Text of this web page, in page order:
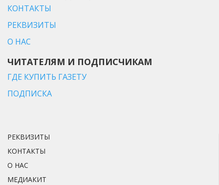
КОНТАКТЫ
РЕКВИЗИТЫ
О НАС
ЧИТАТЕЛЯМ И ПОДПИСЧИКАМ
ГДЕ КУПИТЬ ГАЗЕТУ
ПОДПИСКА
РЕКВИЗИТЫ
КОНТАКТЫ
О НАС
МЕДИАКИТ